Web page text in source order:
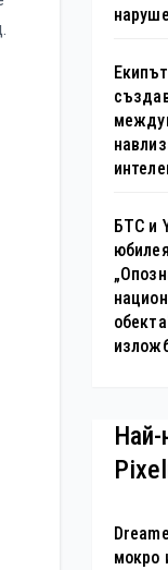
БТС и
Най-
мокро